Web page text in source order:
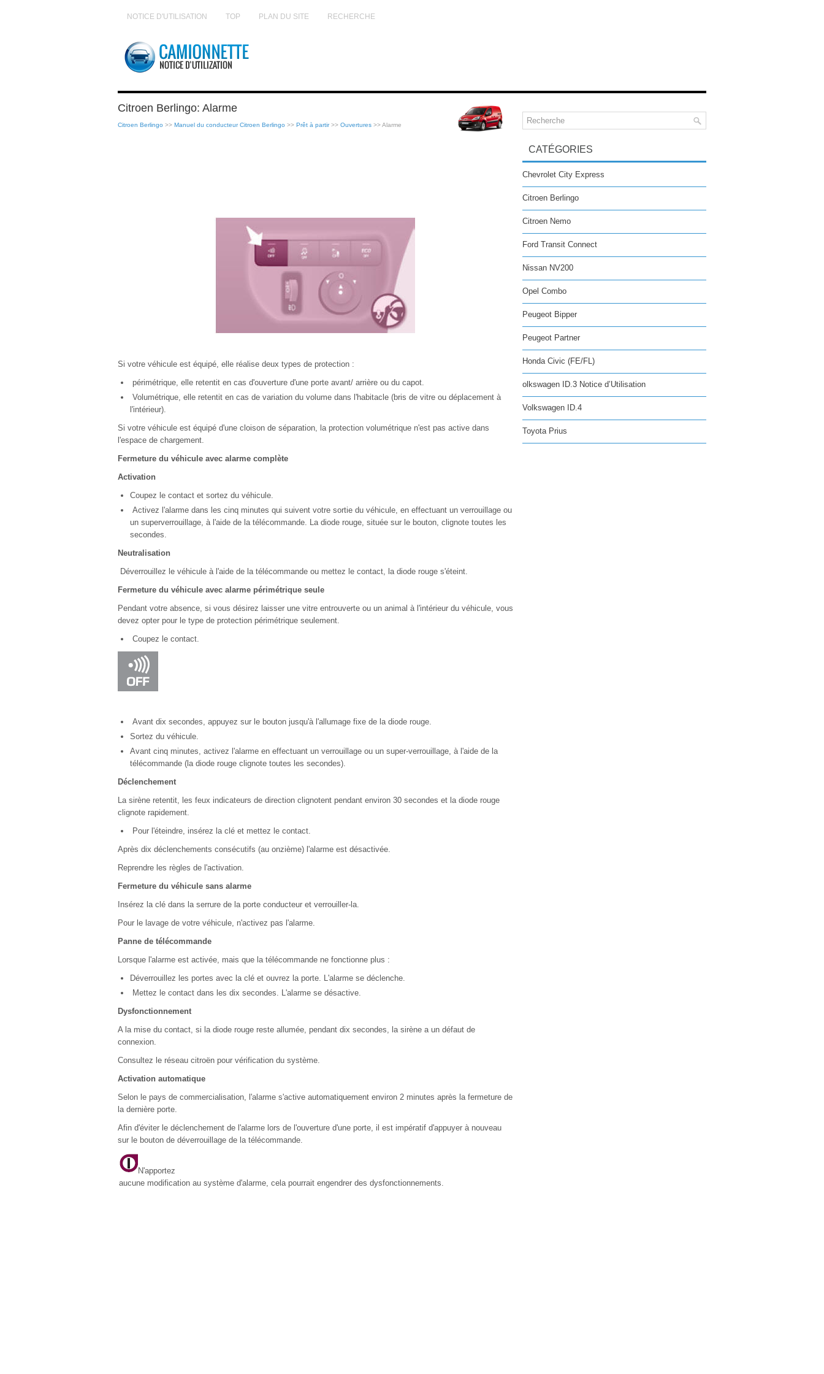
NOTICE D'UTILISATION TOP PLAN DU SITE RECHERCHE
Citroen Berlingo: Alarme
Citroen Berlingo >> Manuel du conducteur Citroen Berlingo >> Prêt à partir>> Ouvertures >> Alarme
Si votre véhicule est équipé, elle réalise deux types de protection :
périmétrique, elle retentit en cas d'ouverture d'une porte avant/ arrière ou du capot.
Volumétrique, elle retentit en cas de variation du volume dans l'habitacle (bris de vitre ou déplacement à
l'intérieur).
Si votre véhicule est équipé d'une cloison de séparation, la protection volumétrique n'est pas active dans
l'espace de chargement.
Fermeture du véhicule avec alarme complète
Activation
Coupez le contact et sortez du véhicule.
Activez l'alarme dans les cinq minutes qui suivent votre sortie du véhicule, en effectuant un verrouillage ou
un superverrouillage, à l'aide de la télécommande. La diode rouge, située sur le bouton, clignote toutes les
secondes.
Neutralisation
Déverrouillez le véhicule à l'aide de la télécommande ou mettez le contact, la diode rouge s'éteint.
Fermeture du véhicule avec alarme périmétrique seule
Pendant votre absence, si vous désirez laisser une vitre entrouverte ou un animal à l'intérieur du véhicule, vous
devez opter pour le type de protection périmétrique seulement.
Coupez le contact.
Avant dix secondes, appuyez sur le bouton jusqu'à l'allumage fixe de la diode rouge.
Sortez du véhicule.
Avant cinq minutes, activez l'alarme en effectuant un verrouillage ou un super-verrouillage, à l'aide de la
télécommande (la diode rouge clignote toutes les secondes).
Déclenchement
La sirène retentit, les feux indicateurs de direction clignotent pendant environ 30 secondes et la diode rouge
clignote rapidement.
Pour l'éteindre, insérez la clé et mettez le contact.
Après dix déclenchements consécutifs (au onzième) l'alarme est désactivée.
Reprendre les règles de l'activation.
Fermeture du véhicule sans alarme
Insérez la clé dans la serrure de la porte conducteur et verrouiller-la.
Pour le lavage de votre véhicule, n'activez pas l'alarme.
Panne de télécommande
Lorsque l'alarme est activée, mais que la télécommande ne fonctionne plus :
Déverrouillez les portes avec la clé et ouvrez la porte. L'alarme se déclenche.
Mettez le contact dans les dix secondes. L'alarme se désactive.
Dysfonctionnement
A la mise du contact, si la diode rouge reste allumée, pendant dix secondes, la sirène a un défaut de
connexion.
Consultez le réseau citroën pour vérification du système.
Activation automatique
Selon le pays de commercialisation, l'alarme s'active automatiquement environ 2 minutes après la fermeture de
la dernière porte.
Afin d'éviter le déclenchement de l'alarme lors de l'ouverture d'une porte, il est impératif d'appuyer à nouveau
sur le bouton de déverrouillage de la télécommande.
N'apportez
aucune modification au système d'alarme, cela pourrait engendrer des dysfonctionnements.
CATÉGORIES
Chevrolet City Express
Citroen Berlingo
Citroen Nemo
Ford Transit Connect
Nissan NV200
Opel Combo
Peugeot Bipper
Peugeot Partner
Honda Civic (FE/FL)
olkswagen ID.3 Notice d’Utilisation
Volkswagen ID.4
Toyota Prius